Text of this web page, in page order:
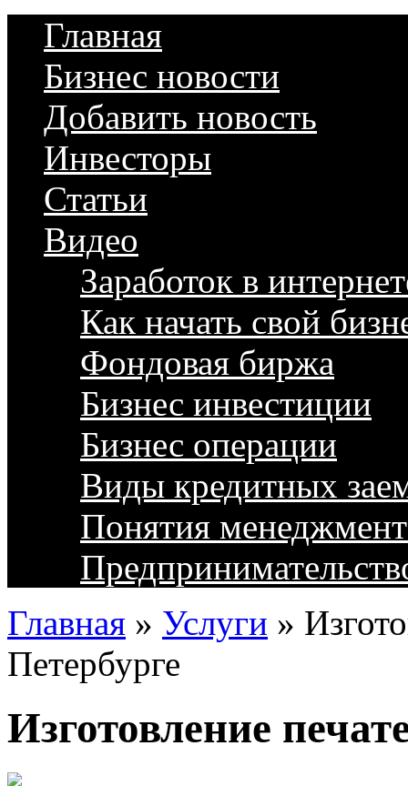
Главная
Бизнес новости
Добавить новость
Инвесторы
Статьи
Видео
Заработок в
Как начать свой
Фондовая биржа
Бизнес инвестиции
Бизнес операции
Виды кредитных
Понятия
Главная » Услуги »
Петербурге
Изготовление